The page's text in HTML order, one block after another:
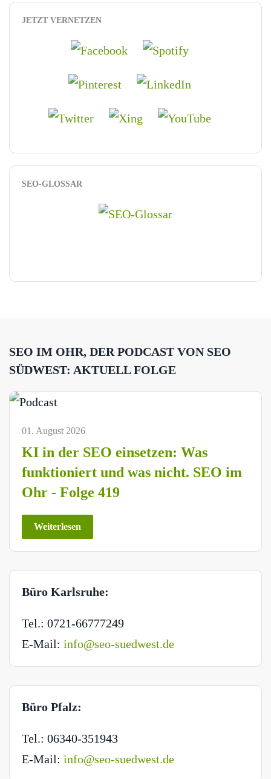
JETZT VERNETZEN
SEO-GLOSSAR
SEO IM OHR, DER PODCAST VON SEO
SÜDWEST: AKTUELL FOLGE
01. August 2026
KI in der SEO einsetzen: Was
funktioniert und was nicht. SEO im
Ohr - Folge 419
Weiterlesen
Büro Karlsruhe:
Tel.: 0721-66777249
E-Mail: info@seo-suedwest.de
Büro Pfalz:
Tel.: 06340-351943
E-Mail: info@seo-suedwest.de